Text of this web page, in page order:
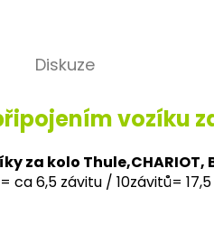
Diskuze
vozíku
za kolo Thule,CHARIOT,
ca 6,5 závitu / 10závitů=